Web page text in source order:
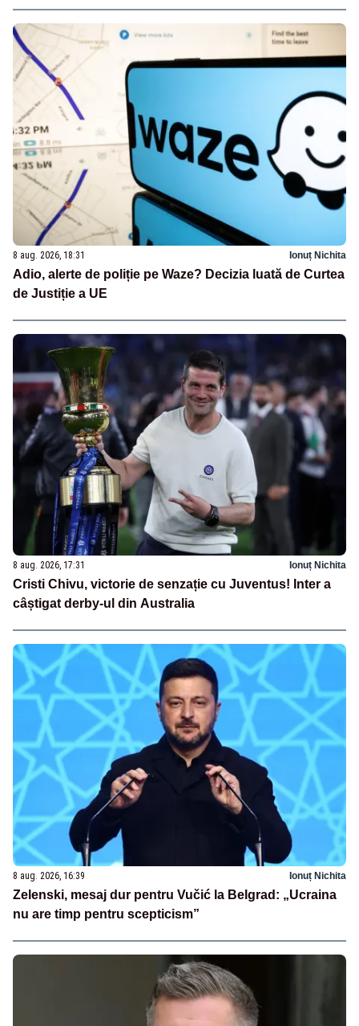
8 aug. 2026, 18:31 Ionuț Nichita
Adio, alerte de poliție pe Waze? Decizia luată de Curtea
de Justiție a UE
8 aug. 2026, 17:31 Ionuț Nichita
Cristi Chivu, victorie de senzație cu Juventus! Inter a
câștigat derby-ul din Australia
8 aug. 2026, 16:39 Ionuț Nichita
Zelenski, mesaj dur pentru Vučić la Belgrad: „Ucraina
nu are timp pentru scepticism”